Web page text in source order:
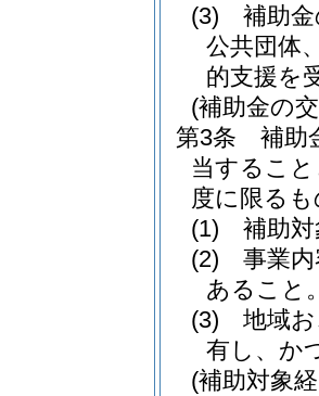
(3)
補助
公共団体
的支援を
(補助金の
第3条
補助
当するこ
度に限る
(1)
補助
(2)
事業
あること
(3)
地域
有し、か
(補助対象